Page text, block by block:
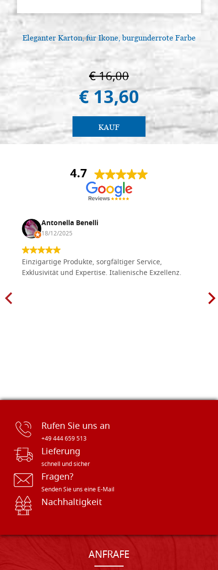
Eleganter Karton, für Ikone, burgunderrote Farbe
€ 16,00
€ 13,60
KAUF
4.7
Antonella Benelli
18/12/2025
Einzigartige Produkte, sorgfältiger Service,
Exklusivität und Expertise. Italienische Exzellenz.
Rufen Sie uns an
+49 444 659 513
Lieferung
schnell und sicher
Fragen?
Senden Sie uns eine E-Mail
Nachhaltigkeit
ANFRAFE